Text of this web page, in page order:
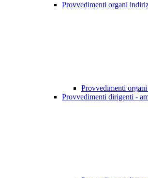
Provvedimenti organi
Provvedimenti
Provvedimenti dirigenti -